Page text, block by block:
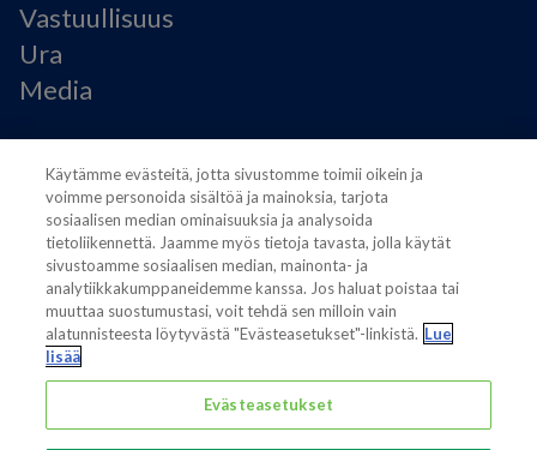
Vastuullisuus
Ura
Media
Käyttöehdot
Modern Slavery Statement
Tietosuojaseloste
Käyttöehdot
Evästeasetukset
Also of interest
Käytämme evästeitä, jotta sivustomme toimii oikein ja
voimme personoida sisältöä ja mainoksia, tarjota
sosiaalisen median ominaisuuksia ja analysoida
tietoliikennettä. Jaamme myös tietoja tavasta, jolla käytät
sivustoamme sosiaalisen median, mainonta- ja
analytiikkakumppaneidemme kanssa. Jos haluat poistaa tai
muuttaa suostumustasi, voit tehdä sen milloin vain
alatunnisteesta löytyvästä "Evästeasetukset"-linkistä. Lue
lisää
Evästeasetukset